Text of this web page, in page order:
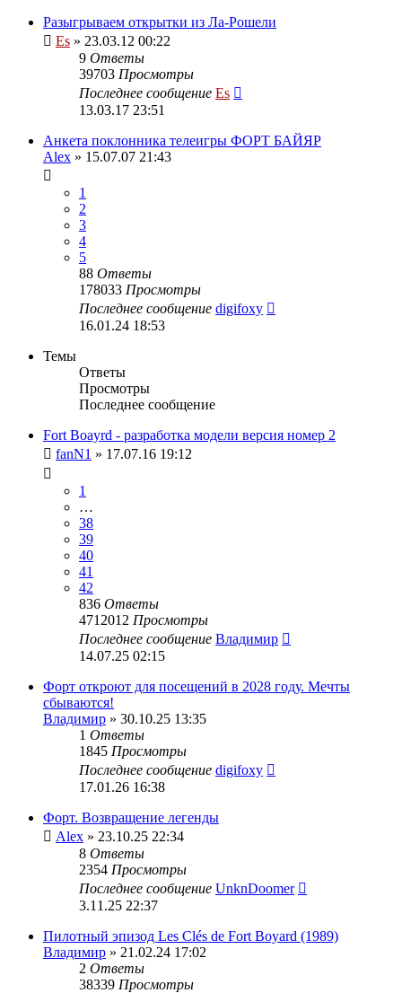
Разыгрываем открытки из Ла-Рошели
Es » 23.03.12 00:22
9 Ответы
39703 Просмотры
Последнее сообщение Es
13.03.17 23:51
Анкета поклонника телеигры ФОРТ БАЙЯР
Alex » 15.07.07 21:43
1
2
3
4
5
88 Ответы
178033 Просмотры
Последнее сообщение digifoxy
16.01.24 18:53
Темы
Ответы
Просмотры
Последнее сообщение
Fort Boayrd - разработка модели версия номер 2
fanN1 » 17.07.16 19:12
1
…
38
39
40
41
42
836 Ответы
4712012 Просмотры
Последнее сообщение Владимир
14.07.25 02:15
Форт откроют для посещений в 2028 году. Мечты
сбываются!
Владимир » 30.10.25 13:35
1 Ответы
1845 Просмотры
Последнее сообщение digifoxy
17.01.26 16:38
Форт. Возвращение легенды
Alex » 23.10.25 22:34
8 Ответы
2354 Просмотры
Последнее сообщение UnknDoomer
3.11.25 22:37
Пилотный эпизод Les Clés de Fort Boyard (1989)
Владимир » 21.02.24 17:02
2 Ответы
38339 Просмотры